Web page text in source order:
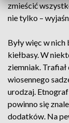
zmieścić
nie tylko –
Były więc w nich
kiełbasy. W
ziemniak.
wiosennego
urodzaj.
powinno się
dodatków. Na